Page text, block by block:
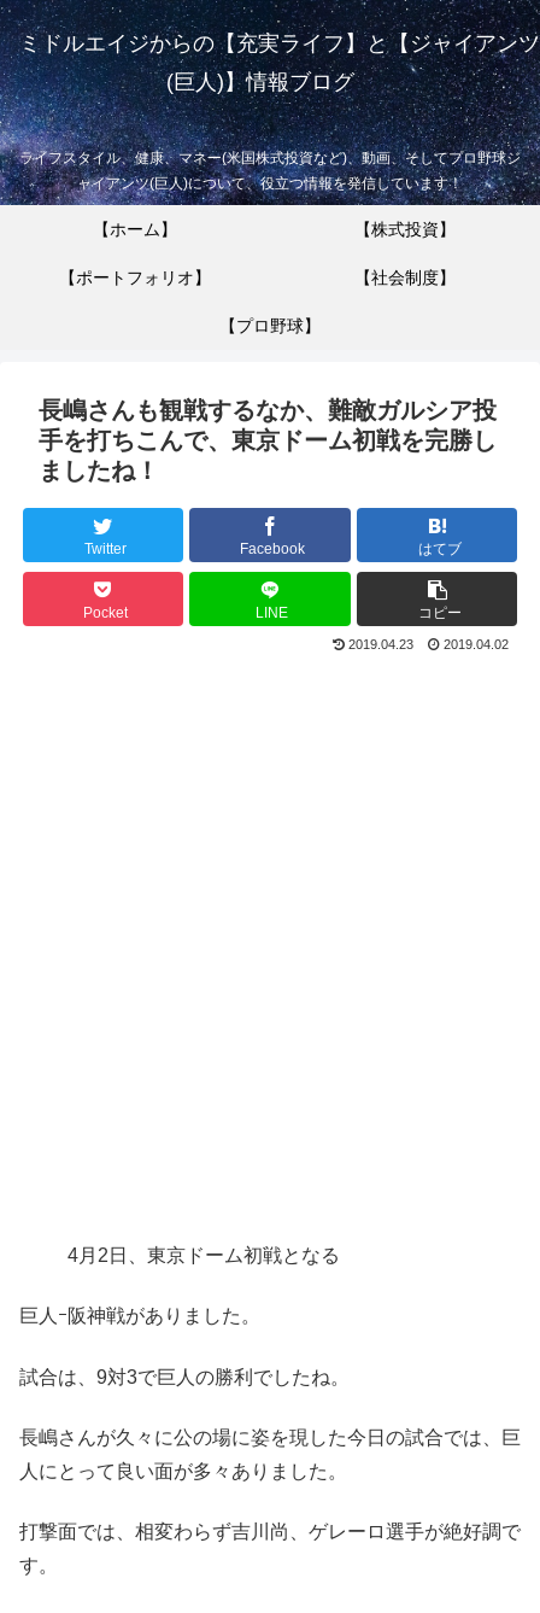
ミドルエイジからの【充実ライフ】と【ジャイアンツ
(巨人)】情報ブログ
ライフスタイル、健康、マネー(米国株式投資など)、動画、そしてプロ野球ジ
ャイアンツ(巨人)について、役立つ情報を発信しています！
【ホーム】 【株式投資】
【ポートフォリオ】 【社会制度】
【プロ野球】
長嶋さんも観戦するなか、難敵ガルシア投
手を打ちこんで、東京ドーム初戦を完勝し
ましたね！
Twitter Facebook はてブ
Pocket LINE コピー
2019.04.23 2019.04.02
4月2日、東京ドーム初戦となる
巨人ｰ阪神戦がありました。
試合は、9対3で巨人の勝利でしたね。
長嶋さんが久々に公の場に姿を現した今日の試合では、巨
人にとって良い面が多々ありました。
打撃面では、相変わらず吉川尚、ゲレーロ選手が絶好調で
す。